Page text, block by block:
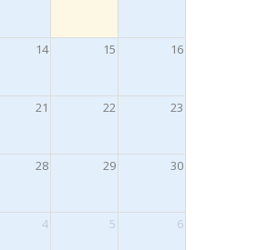
14 15 16
21 22 23
28 29 30
4 5 6